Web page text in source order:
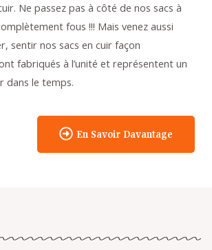
Ne passez pas à côté de nos sacs à
fous !!! Mais venez aussi
sentir nos sacs en cuir façon
fabriqués à l’unité et représentent un
dans le temps.
En Savoir Davantage